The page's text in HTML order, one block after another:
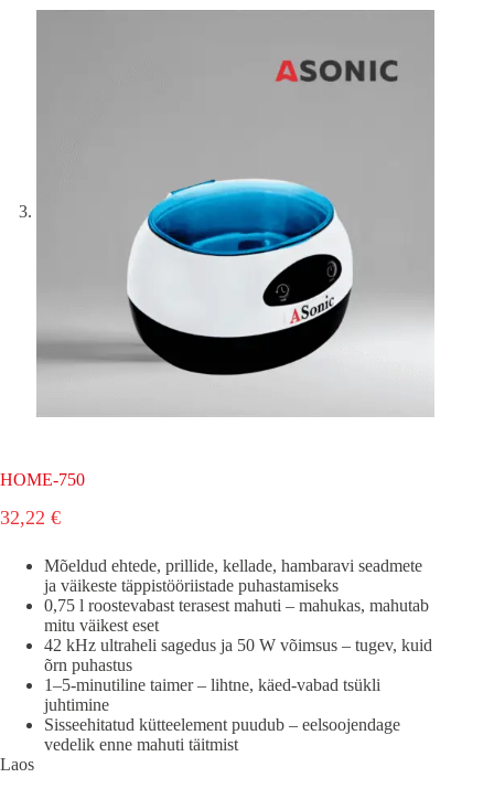
HOME-750
32,22 €
Mõeldud ehtede, prillide, kellade, hambaravi seadmete
ja väikeste täppistööriistade puhastamiseks
0,75 l roostevabast terasest mahuti – mahukas, mahutab
mitu väikest eset
42 kHz ultraheli sagedus ja 50 W võimsus – tugev, kuid
õrn puhastus
1–5-minutiline taimer – lihtne, käed-vabad tsükli
juhtimine
Sisseehitatud kütteelement puudub – eelsoojendage
vedelik enne mahuti täitmist
Laos